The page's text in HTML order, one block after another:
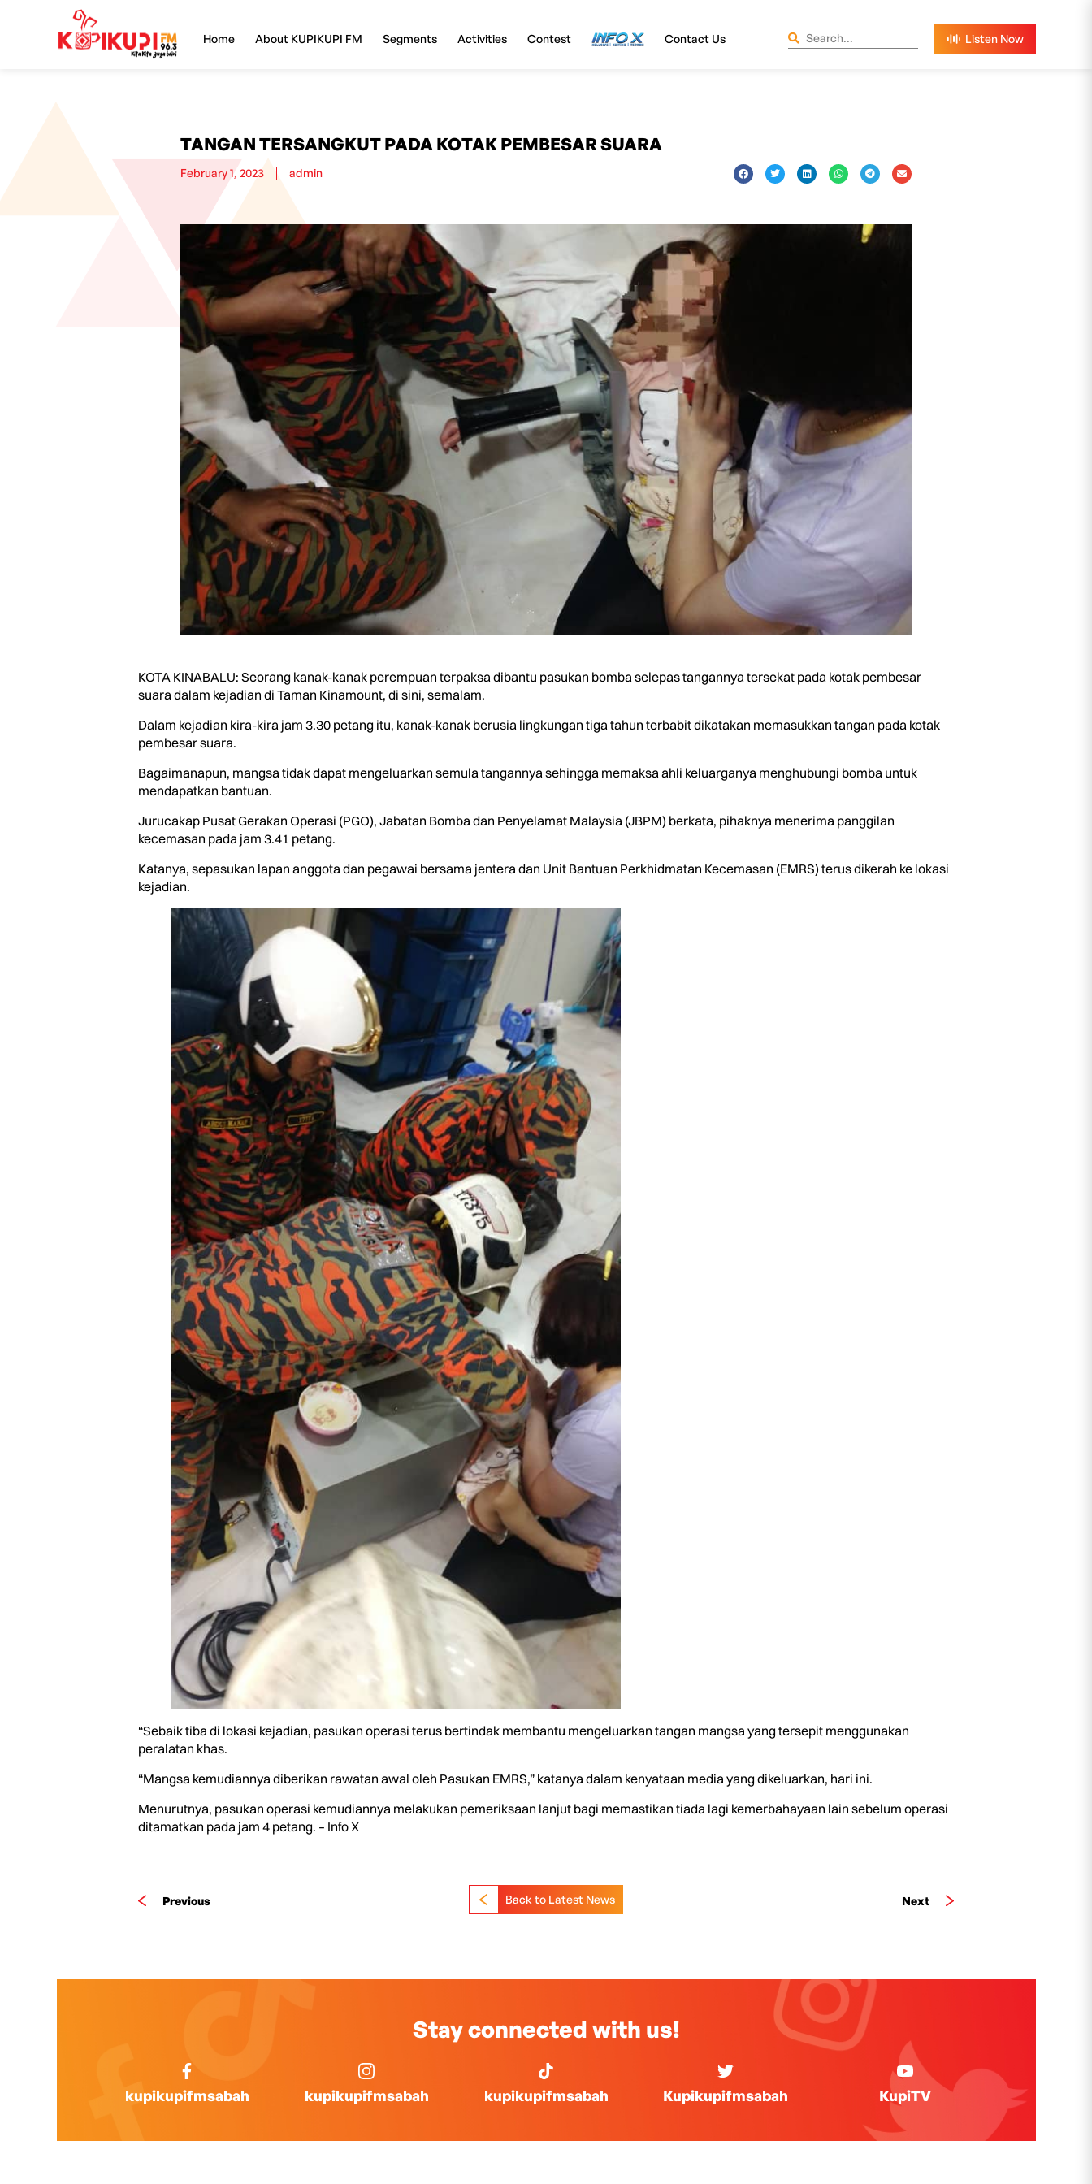
Home About KUPIKUPI FM Segments Activities Contest InfoX Contact Us
TANGAN TERSANGKUT PADA KOTAK PEMBESAR SUARA
February 1, 2023 admin
KOTA KINABALU: Seorang kanak-kanak perempuan terpaksa dibantu pasukan bomba selepas tangannya tersekat pada kotak pembesar
suara dalam kejadian di Taman Kinamount, di sini, semalam.
Dalam kejadian kira-kira jam 3.30 petang itu, kanak-kanak berusia lingkungan tiga tahun terbabit dikatakan memasukkan tangan pada kotak
pembesar suara.
Bagaimanapun, mangsa tidak dapat mengeluarkan semula tangannya sehingga memaksa ahli keluarganya menghubungi bomba untuk
mendapatkan bantuan.
Jurucakap Pusat Gerakan Operasi (PGO), Jabatan Bomba dan Penyelamat Malaysia (JBPM) berkata, pihaknya menerima panggilan
kecemasan pada jam 3.41 petang.
Katanya, sepasukan lapan anggota dan pegawai bersama jentera dan Unit Bantuan Perkhidmatan Kecemasan (EMRS) terus dikerah ke lokasi
kejadian.
“Sebaik tiba di lokasi kejadian, pasukan operasi terus bertindak membantu mengeluarkan tangan mangsa yang tersepit menggunakan
peralatan khas.
“Mangsa kemudiannya diberikan rawatan awal oleh Pasukan EMRS,” katanya dalam kenyataan media yang dikeluarkan, hari ini.
Menurutnya, pasukan operasi kemudiannya melakukan pemeriksaan lanjut bagi memastikan tiada lagi kemerbahayaan lain sebelum operasi
ditamatkan pada jam 4 petang. – Info X
Previous Next
Back to Latest News
Stay connected with us!
kupikupifmsabah kupikupifmsabah kupikupifmsabah Kupikupifmsabah KupiTV